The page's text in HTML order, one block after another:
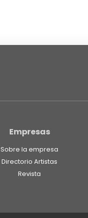
Empresas
Sobre la empresa
Directorio Artistas
Revista